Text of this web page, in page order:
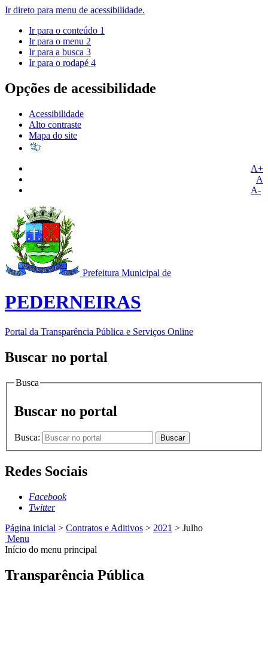
Ir direto para menu de acessibilidade.
Ir para o conteúdo 1
Ir para o menu 2
Ir para a busca 3
Ir para o rodapé 4
Opções de acessibilidade
Acessibilidade
Alto contraste
Mapa do site
A+
A
A-
Prefeitura Municipal de
PEDERNEIRAS
Portal da Transparência Pública e Serviços Online
Buscar no portal
Busca
Buscar no portal
Busca: Buscar
Redes Sociais
Facebook
Twitter
Página inicial > Contratos e Aditivos > 2021 > Julho
Menu
Início do menu principal
Transparência Pública